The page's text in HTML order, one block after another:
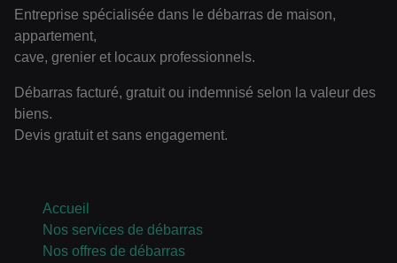
Entreprise spécialisée dans le débarras de maison,
appartement,
cave, grenier et locaux professionnels.
Débarras facturé, gratuit ou indemnisé selon la valeur des
biens.
Devis gratuit et sans engagement.
Accueil
Nos services de débarras
Nos offres de débarras